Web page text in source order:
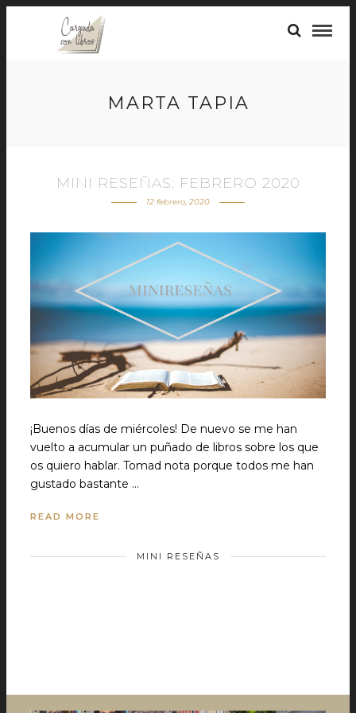
MARTA TAPIA
MINI RESEÑAS: FEBRERO 2020
12 febrero, 2020
¡Buenos días de miércoles! De nuevo se me han
vuelto a acumular un puñado de libros sobre los que
os quiero hablar. Tomad nota porque todos me han
gustado bastante …
READ MORE
MINI RESEÑAS